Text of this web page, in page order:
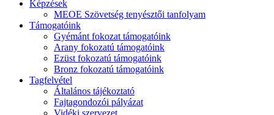
Képzések
MEOE Szövetség tenyésztői tanfolyam
Támogatóink
Gyémánt fokozat támogatóink
Arany fokozatú támogatóink
Ezüst fokozatú támogatóink
Bronz fokozatú támogatóink
Tagfelvétel
Általános tájékoztató
Fajtagondozói pályázat
Vidéki szervezet